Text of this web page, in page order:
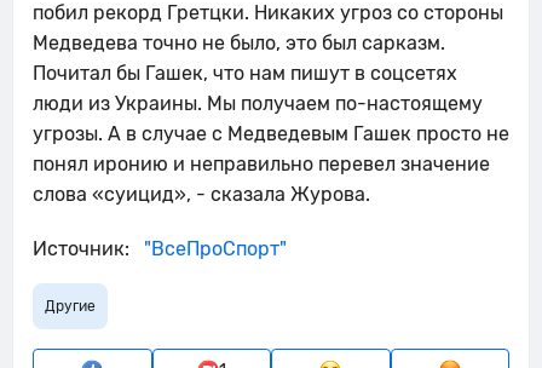
побил рекорд Гретцки. Никаких угроз со стороны
Медведева точно не было, это был сарказм.
Почитал бы Гашек, что нам пишут в соцсетях
люди из Украины. Мы получаем по-настоящему
угрозы. А в случае с Медведевым Гашек просто не
понял иронию и неправильно перевел значение
слова «суицид», - сказала Журова.
Источник: "ВсеПроСпорт"
Другие